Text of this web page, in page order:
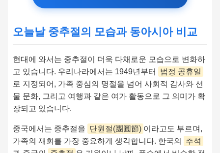
오늘날 중추절의 모습과 동아시아 비교
현대에 와서는 중추절이 더욱 다채로운 모습으로 변화하
고 있습니다. 우리나라에서는 1949년부터
법정 공휴일
로 지정되어, 가족 중심의 명절을 넘어 사회적 감사와 선
물 문화, 그리고 여행과 같은 여가 활동으로 그 의미가 확
장되고 있습니다.
중국에서는 중추절을 단원절(團圓節) 이라고도 부르며,
가족의 재회를 가장 중요하게 생각합니다. 한국의
추석